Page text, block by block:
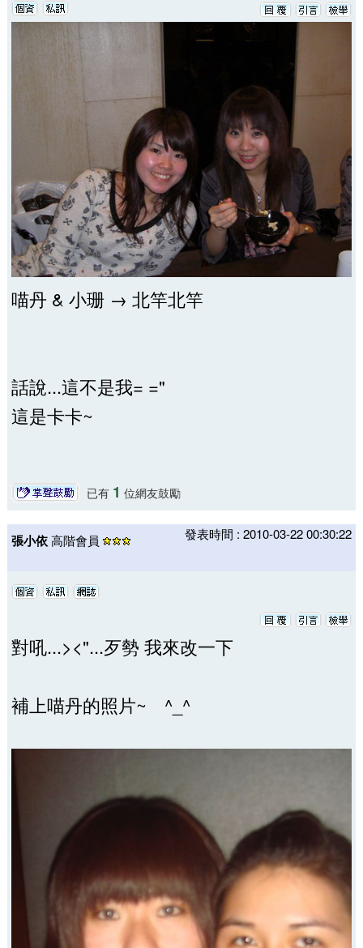
喵丹 & 小珊 → 北竿北竿
話說...這不是我= ="
這是卡卡~
已有 1 位網友鼓勵
張小依高階會員 發表時間 : 2010-03-22 00:30:22
對吼...><"...歹勢 我來改一下
補上喵丹的照片~ ^_^